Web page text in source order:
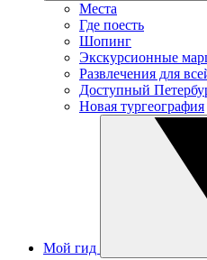
Места
Где поесть
Шопинг
Экскурсионные
Развлечения для
Доступный
Новая тургеография
Мой гид